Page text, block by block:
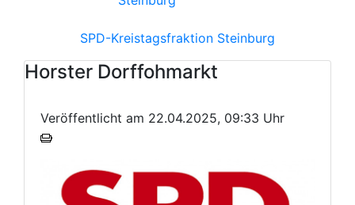
SPD-Kreistagsfraktion Steinburg
Horster Dorffohmarkt
Veröffentlicht am 22.04.2025, 09:33 Uhr